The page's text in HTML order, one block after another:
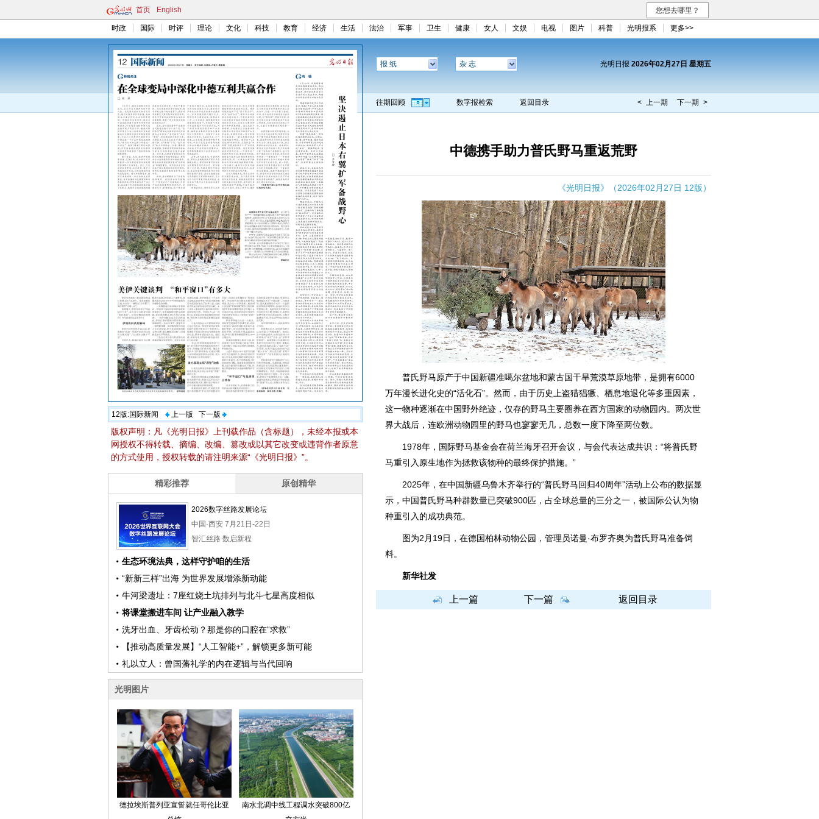
首页 English 您想去哪里？
时政 国际 时评 理论 文化 科技 教育 经济 生活 法治 军事 卫生 健康 女人 文娱 电视 图片 科普 光明报系 更多>>
12版:国际新闻 上一版 下一版
版权声明：凡《光明日报》上刊载作品（含标题），未经本报或本
网授权不得转载、摘编、改编、篡改或以其它改变或违背作者原意
的方式使用，授权转载的请注明来源“《光明日报》”。
报 纸 杂 志 光明日报 2026年02月27日 星期五
往期回顾 数字报检索 返回目录 < 上一期 下一期 >
中德携手助力普氏野马重返荒野
《光明日报》（2026年02月27日 12版）
普氏野马原产于中国新疆准噶尔盆地和蒙古国干旱荒漠草原地带，是拥有6000
万年漫长进化史的“活化石”。然而，由于历史上盗猎猖獗、栖息地退化等多重因素，
这一物种逐渐在中国野外绝迹，仅存的野马主要圈养在西方国家的动物园内。两次世
界大战后，连欧洲动物园里的野马也寥寥无几，总数一度下降至两位数。
1978年，国际野马基金会在荷兰海牙召开会议，与会代表达成共识：“将普氏野
马重引入原生地作为拯救该物种的最终保护措施。”
2025年，在中国新疆乌鲁木齐举行的“普氏野马回归40周年”活动上公布的数据显
示，中国普氏野马种群数量已突破900匹，占全球总量的三分之一，被国际公认为物
种重引入的成功典范。
图为2月19日，在德国柏林动物公园，管理员诺曼·布罗齐奥为普氏野马准备饲
料。
新华社发
上一篇 下一篇 返回目录